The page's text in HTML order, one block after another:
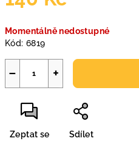
cena:
Momentálně nedostupné
Kód: 6819
+
−
Zeptat se Sdílet